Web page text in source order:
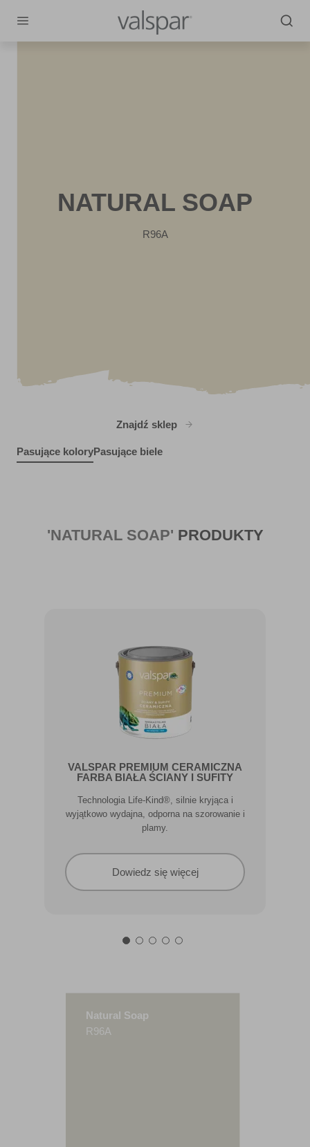
NATURAL SOAP
R96A
Znajdź sklep
Pasujące koloryPasujące biele
'NATURAL SOAP' PRODUKTY
VALSPAR PREMIUM CERAMICZNA
FARBA BIAŁA ŚCIANY I SUFITY
Technologia Life-Kind®, silnie kryjąca i
wyjątkowo wydajna, odporna na szorowanie i
plamy.
Dowiedz się więcej
Natural Soap
R96A